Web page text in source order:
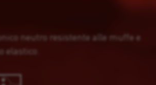
neutro resistente alle muffe e
elastico.